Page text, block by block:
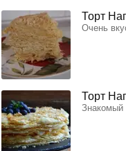
Торт
Очень
Торт
Знакомый